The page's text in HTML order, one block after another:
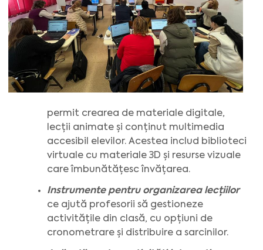
permit crearea de materiale digitale,
lecții animate și conținut multimedia
accesibil elevilor. Acestea includ biblioteci
virtuale cu materiale 3D și resurse vizuale
care îmbunătățesc învățarea.
Instrumente pentru organizarea lecțiilor
ce ajută profesorii să gestioneze
activitățile din clasă, cu opțiuni de
cronometrare și distribuire a sarcinilor.